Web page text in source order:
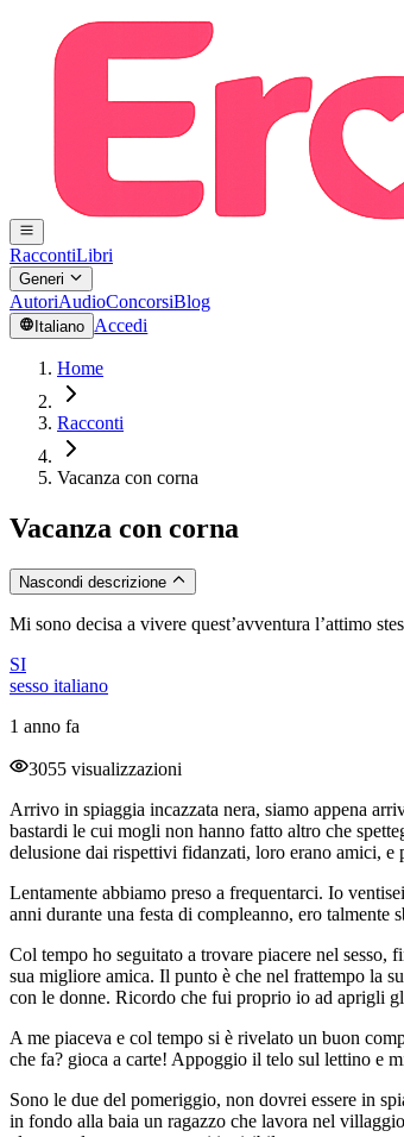
RaccontiLibri
Generi
AutoriAudioConcorsiBlog
Italiano Accedi
Home
Racconti
Vacanza con corna
Vacanza con corna
Nascondi descrizione
Mi sono decisa a vivere quest’avventura l’attimo
SI
sesso italiano
1 anno fa
3055 visualizzazioni
Arrivo in spiaggia incazzata nera, siamo appena
bastardi le cui mogli non hanno fatto altro che
delusione dai rispettivi fidanzati, loro erano amici, e
Lentamente abbiamo preso a frequentarci. Io
anni durante una festa di compleanno, ero
Col tempo ho seguitato a trovare piacere nel
sua migliore amica. Il punto è che nel frattempo la
con le donne. Ricordo che fui proprio io ad aprigli
A me piaceva e col tempo si è rivelato un buon
che fa? gioca a carte! Appoggio il telo sul lettino e
Sono le due del pomeriggio, non dovrei essere in
in fondo alla baia un ragazzo che lavora nel